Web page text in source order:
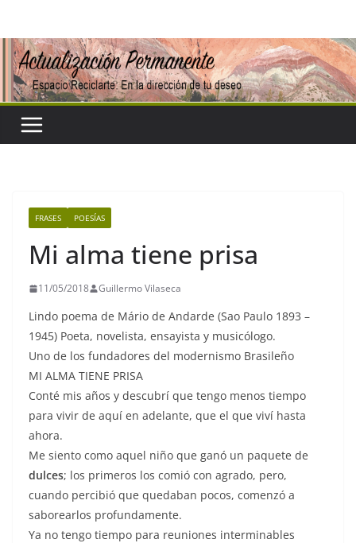
contenido
FRASES POESÍAS
Mi alma tiene prisa
11/05/2018 Guillermo Vilaseca
Lindo poema de Mário de Andarde (Sao Paulo 1893 –
1945) Poeta, novelista, ensayista y musicólogo.
Uno de los fundadores del modernismo Brasileño
MI ALMA TIENE PRISA
Conté mis años y descubrí que tengo menos tiempo
para vivir de aquí en adelante, que el que viví hasta
ahora.
Me siento como aquel niño que ganó un paquete de
dulces; los primeros los comió con agrado, pero,
cuando percibió que quedaban pocos, comenzó a
saborearlos profundamente.
Ya no tengo tiempo para reuniones interminables